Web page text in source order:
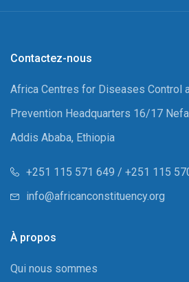
Contactez-nous
Africa Centres for Diseases Control
Prevention Headquarters 16/17
Addis Ababa, Ethiopia
+251 115 571 649 / +251 115
info@africanconstituency.org
À propos
Qui nous sommes